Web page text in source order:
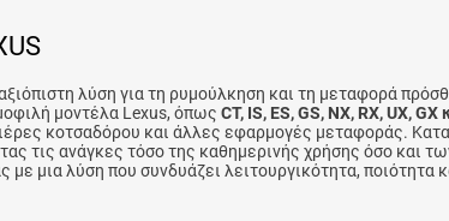
λύση για τη ρυμούλκηση και τη μεταφορά
μοντέλα Lexus, όπως CT, IS, ES, GS, NX, RX, UX, GX
κοτσαδόρου και άλλες εφαρμογές μεταφοράς.
τις ανάγκες τόσο της καθημερινής χρήσης όσο και
μια λύση που συνδυάζει λειτουργικότητα, ποιότητα